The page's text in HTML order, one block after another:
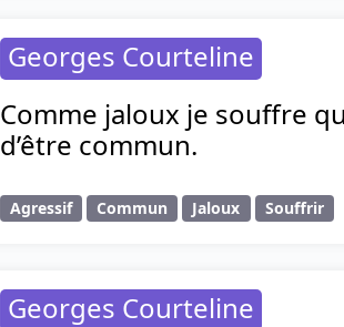
Georges Courteline
Comme jaloux je souffre
d’être commun.
Agressif Commun Jaloux Souffrir
Georges Courteline